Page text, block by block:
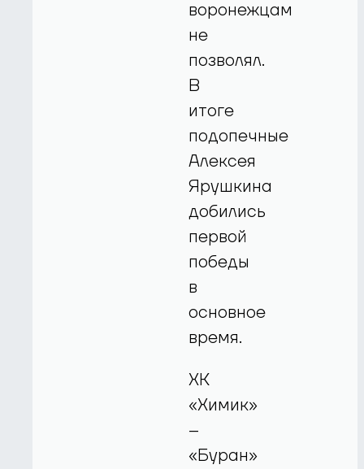
воронежцам
не
позволял.
В
итоге
подопечные
Алексея
Ярушкина
добились
первой
победы
в
основное
время.
ХК
«Химик»
–
«Буран»